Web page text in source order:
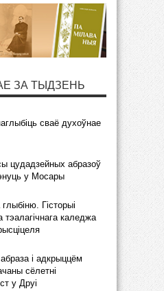
ЗА ТЫДЗЕНЬ
сваё духоўнае
цудадзейных абразоў
у Мосары
Гісторыі
тэалагічнага каледжа
і адкрыццём
сёлетні
у Друі